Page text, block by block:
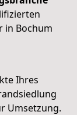
in Bochum
Ihres
Umsetzung.